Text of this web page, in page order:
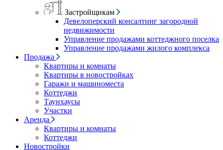
Застройщикам
Девелоперский консалтинг загородной
недвижимости
Управление продажами коттеджного поселка
Управление продажами жилого комплекса
Продажа
Квартиры и комнаты
Квартиры в новостройках
Гаражи и машиноместа
Коттеджи
Таунхаусы
Участки
Аренда
Квартиры и комнаты
Коттеджи
Новостройки